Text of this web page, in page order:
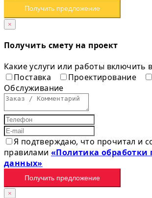
Получить предложение
×
Получить смету на проект
Какие услуги или работы включить
Поставка
Проектирование
Обслуживание
Я подтверждаю, что прочитал и
правилами«Политика обработки
данных»
Получить предложение
×